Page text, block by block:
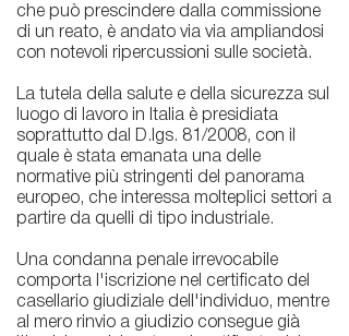
che può prescindere dalla commissione
di un reato, è andato via via ampliandosi
con notevoli ripercussioni sulle società.
La tutela della salute e della sicurezza sul
luogo di lavoro in Italia è presidiata
soprattutto dal D.lgs. 81/2008, con il
quale è stata emanata una delle
normative più stringenti del panorama
europeo, che interessa molteplici settori a
partire da quelli di tipo industriale.
Una condanna penale irrevocabile
comporta l'iscrizione nel certificato del
casellario giudiziale dell'individuo, mentre
al mero rinvio a giudizio consegue già